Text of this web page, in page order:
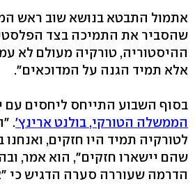
אתמול התבטא בנושא שוב ראש
שהסביר את התמיכה בצד
ההיסטוריה, טורקיה מעולם לא
אלא תמיד הגנה על המדוכאים".
בסוף השבוע התייחס ליחסים עם
הממשלה הטורקי, בולנט ארינץ'.
לטורקיה תמיד היו חזקים, ואנחנו
שהם יישארו חזקים", הוא אמר,
הדרמה שעוררה סערה הדגיש כי